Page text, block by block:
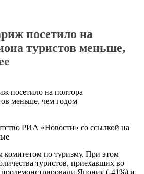
посетило на
туристов меньше,
посетило на полтора
меньше, чем годом
РИА «Новости» со ссылкой на
комитетом по туризму. При этом
туристов, приехавших во
Япония (-41%) и